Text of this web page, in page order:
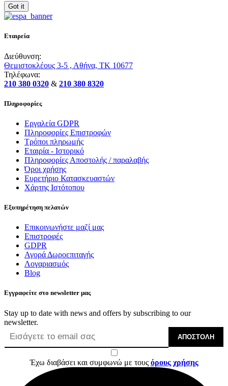
Got it
Εταιρεία
Διεύθυνση:
Θεμιστοκλέους 3-5 , Αθήνα, ΤΚ 10677
Τηλέφωνα:
210 380 0320 & 210 380 8320
Πληροφορίες
Εργαλεία GDPR
Πληροφορίες Επιστροφών
Τρόποι πληρωμής
Εταιρία - Ιστορικό
Πληροφορίες Αποστολής / παραλαβής
Όροι χρήσης
Ευρετήριο Κατασκευαστών
Χάρτης Ιστότοπου
Εξυπηρέτηση πελατών
Επικοινωνήστε μαζί μας
Επιστροφές
GDPR
Αγορά Δωροεπιταγής
Λογαριασμός
Blog
Εγγραφείτε στο newsletter μας
Stay up to date with news and offers by subscribing to our
newsletter.
ΑΠΟΣΤΟΛΉ
Έχω διαβάσει και συμφωνώ με τους όρους χρήσης